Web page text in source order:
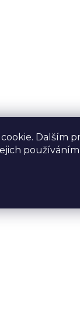
Dalším